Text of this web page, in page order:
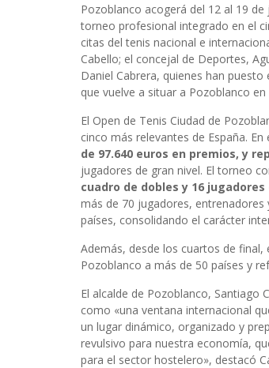
Pozoblanco acogerá del 12 al 19
torneo profesional integrado en el
citas del tenis nacional e
Cabello; el concejal de Deportes,
Daniel Cabrera, quienes han
que vuelve a situar a Pozoblanco
El Open de Tenis Ciudad de
cinco más relevantes de España. En
de 97.640 euros en premios, y
jugadores de gran nivel. El torneo
cuadro de dobles y 16
más de 70 jugadores,
países, consolidando el carácter
Además, desde los cuartos de final,
Pozoblanco a más de 50 países y
El alcalde de Pozoblanco, Santiago
como «una ventana internacional
un lugar dinámico, organizado y
revulsivo para nuestra economía,
para el sector hostelero», destacó